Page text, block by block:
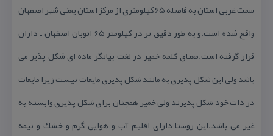
سمت غربی استان به فاصله ۶۵ كیلومتری از مركز استان یعنی شهر اصفهان
واقع شده است.و به طور دقیق تر در كیلومتر ۶۵ اتوبان اصفهان ـ داران
قرار گرفته است.معنای كلمه خمیر در لغت بیانگر ماده ای شكل پذیر می
باشد ولی این شكل پذیری به مانند شكل پذیری مایعات نیست زیرا مایعات
در ذات خود شكل پذیرند ولی خمیر همچنان برای شكل پذیری وابسته به
غیر می باشد.این روستا دارای اقلیم آب و هوایی گرم و خشك و نیمه